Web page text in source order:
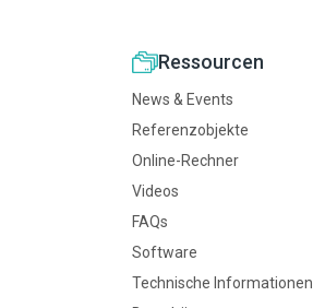
Ressourcen
News & Events
Referenzobjekte
Online-Rechner
Videos
FAQs
Software
Technische Informationen